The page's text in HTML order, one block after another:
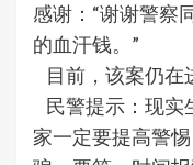
感谢：“谢谢警察
的血汗钱。”
目前，该案仍在
民警提示：现实
家一定要提高警